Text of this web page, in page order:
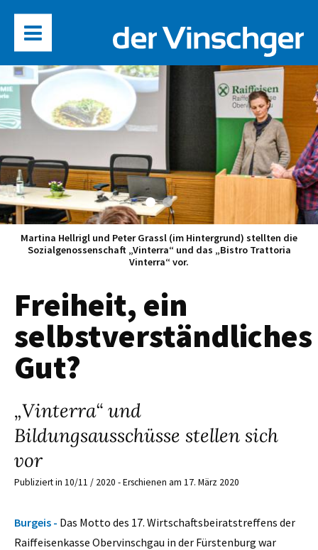
Martina Hellrigl und Peter Grassl (im Hintergrund) stellten die
Sozialgenossenschaft „Vinterra“ und das „Bistro Trattoria
Vinterra“ vor.
Freiheit, ein
selbstverständliches
Gut?
„Vinterra“ und
Bildungsausschüsse stellen sich
vor
Publiziert in 10/11 / 2020 - Erschienen am 17. März 2020
Burgeis - Das Motto des 17. Wirtschaftsbeiratstreffens der
Raiffeisenkasse Obervinschgau in der Fürstenburg war